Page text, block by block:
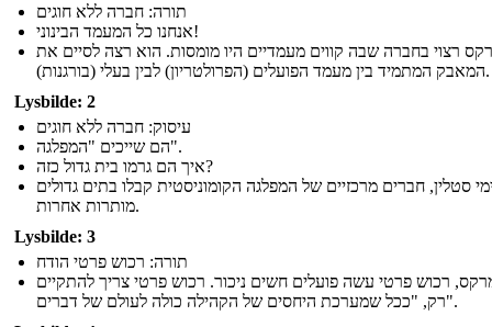
תורה: חברה ללא חוגים
אנחנו כל המעמד הבינוני!
רצוי בחברה שבה קווים מעמדיים היו מומסות. הוא רצה לסיים את
המאבק המתמיד בין מעמד הפועלים (הפרולטריון) לבין בעלי (בורגנות).
Lysbilde: 2
עיסוק: חברה ללא חוגים
הם שייכים "המפלגה".
איך הם גרמו בית גדול כזה?
סטלין, חברים מרכזיים של המפלגה הקומוניסטית קבלו בתים גדולים
מותרות אחרות.
Lysbilde: 3
תורה: רכוש פרטי הודח
רכוש פרטי עשה פועלים חשים ניכור. רכוש פרטי צריך להתקיים
רק, "ככל שמערכת היחסים של הקהילה כולה לעולם של דברים".